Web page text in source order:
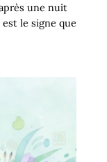
une nuit
est le signe que